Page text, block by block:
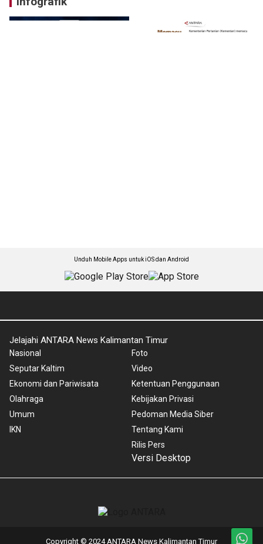
Unduh Mobile Apps untuk iOS dan Android
Jelajahi ANTARA News Kalimantan Timur
Nasional
Seputar Kaltim
Ekonomi dan Pariwisata
Olahraga
Umum
IKN
Foto
Video
Ketentuan Penggunaan
Kebijakan Privasi
Pedoman Media Siber
Tentang Kami
Rilis Pers
Versi Desktop
Copyright © 2024 ANTARA News Kalimantan Timur